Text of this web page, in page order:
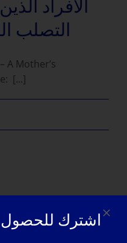
الأفراد
التصلب
A Mother’s
[...]
اشترك للحصول